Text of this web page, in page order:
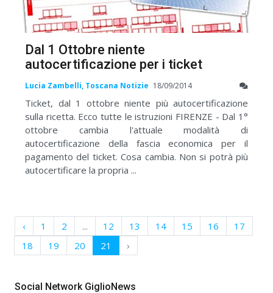
Dal 1 Ottobre niente
autocertificazione per i ticket
Lucia Zambelli, Toscana Notizie 18/09/2014
Ticket, dal 1 ottobre niente più autocertificazione
sulla ricetta. Ecco tutte le istruzioni FIRENZE - Dal 1°
ottobre cambia l'attuale modalità di
autocertificazione della fascia economica per il
pagamento del ticket. Cosa cambia. Non si potrà più
autocertificare la propria ...
‹ 1 2 ... 12 13 14 15 16
17
18
19 20 21 ›
Social Network GiglioNews